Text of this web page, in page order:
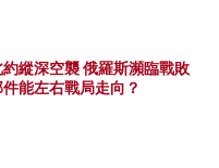
縱深空襲 俄羅斯瀕臨戰敗
能左右戰局走向？